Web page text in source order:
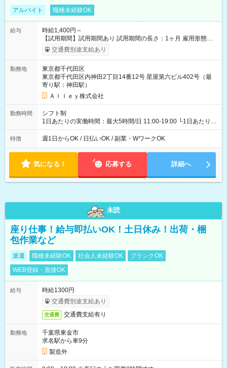
アルバイト 職種未経験OK
給与
時給1,400円～
【試用期間】試用期間あり 試用期間の長さ：1ヶ月 雇用形態、
給与は本採用時と同じです。
交通費別途支給あり
勤務地
東京都千代田区
東京都千代田区内神田2丁目14番12号 星屋第六ビル402号（最
寄り駅：神田駅）
Ａｌｌｅｙ株式会社
勤務時間
シフト制
1日あたりの実働時間：最大5時間/日 11:00-19:00 └1日あたりの
実働時間：1-5時間 └上記の時間帯内であれば、いつでも勤務可
能！ └平日・土曜日の中で、お好きな曜日でご勤務いただけま
18:00 などのように、自由な働き方が可能なお仕事です！
特徴 週1日からOK / 日払いOK / 副業・WワークOK
気になる！ 応募する 詳細へ
未読
座り仕事！給与即払いOK！土日休み！出荷・梱
包作業など
派遣 職種未経験OK 社会人未経験OK
ブランクOK
WEB登録・面接OK
給与
時給1300円
交通費別途支給あり
交通費 交通費支給有り
勤務地
千葉県東金市
求名駅から車9分
製造外